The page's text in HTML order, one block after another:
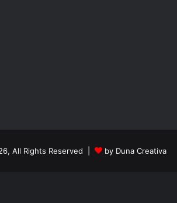
All Rights Reserved | by Duna Creativa